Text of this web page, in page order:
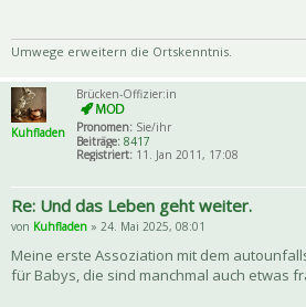
Umwege erweitern die Ortskenntnis.
Kuhfladen
Brücken-Offizier:in
Pronomen: Sie/ihr
Beiträge: 8417
Registriert: 11. Jan 2011, 17:08
Re: Und das Leben geht weiter.
von Kuhfladen » 24. Mai 2025, 08:01
Meine erste Assoziation mit dem
für Babys, die sind manchmal auch etwas